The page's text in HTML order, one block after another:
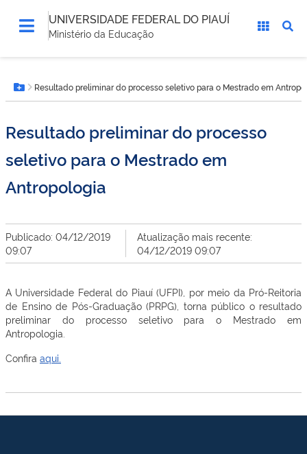
UNIVERSIDADE FEDERAL DO PIAUÍ
Ministério da Educação
está
aqui:Botão Menu
Resultado preliminar do processo seletivo para o Mestrado em
Resultado preliminar do processo
seletivo para o Mestrado em
Antropologia
Publicado: 04/12/2019
09:07
Atualização mais recente:
04/12/2019 09:07
A Universidade Federal do Piauí (UFPI), por meio da Pró-Reitoria
de Ensino de Pós-Graduação (PRPG), torna público o resultado
preliminar do processo seletivo para o Mestrado em
Antropologia.
Confira aqui.